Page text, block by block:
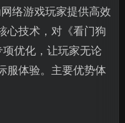
络游戏玩家提供高效
心技术，对《看门狗
优化，让玩家无论
服体验。主要优势体